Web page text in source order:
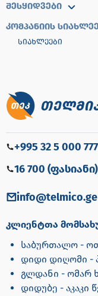
ᲨᲔᲡᲧᲘᲓᲕᲔᲑᲘ
ᲙᲝᲛᲞᲐᲜᲘᲘᲡ
ᲡᲘᲐᲮᲚᲔᲔᲑᲘ
+995 32 5 000 777
16 700 (ფასიანი)
info@telmico.ge
კლიენტთა
საბურთალო -
დიდი დიღომი -
გლდანი - ომარ
დიდუბე - აკაკი